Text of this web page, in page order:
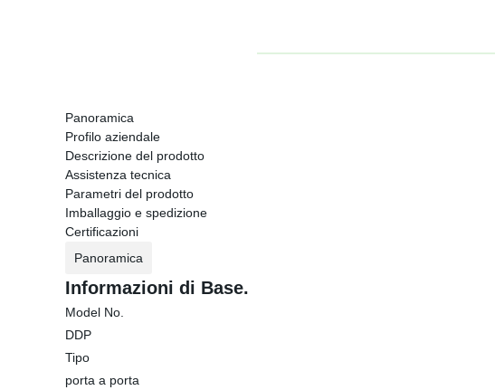
Panoramica
Profilo aziendale
Descrizione del prodotto
Assistenza tecnica
Parametri del prodotto
Imballaggio e spedizione
Certificazioni
Panoramica
Informazioni di Base.
Model No.
DDP
Tipo
porta a porta